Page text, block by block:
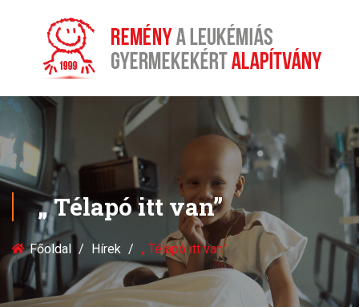
„ Télapó itt van”
Főoldal Hírek „ Télapó itt van”